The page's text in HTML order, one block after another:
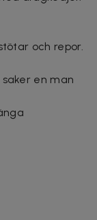
och repor.
en man